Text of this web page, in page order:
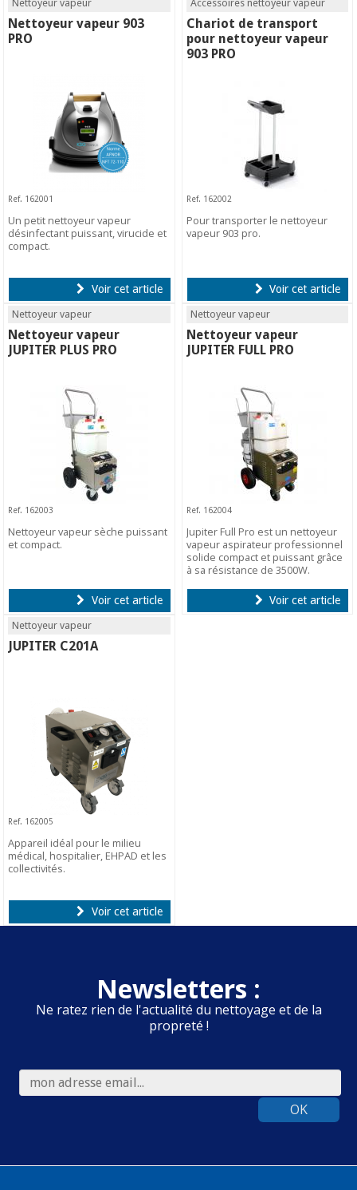
Nettoyeur vapeur
Nettoyeur vapeur 903
PRO
Ref. 162001
Un petit nettoyeur vapeur
désinfectant puissant, virucide et
compact.
Voir cet article
Accessoires nettoyeur vapeur
Chariot de transport
pour nettoyeur vapeur
903 PRO
Ref. 162002
Pour transporter le nettoyeur
vapeur 903 pro.
Voir cet article
Nettoyeur vapeur
Nettoyeur vapeur
JUPITER PLUS PRO
Ref. 162003
Nettoyeur vapeur sèche puissant
et compact.
Voir cet article
Nettoyeur vapeur
Nettoyeur vapeur
JUPITER FULL PRO
Ref. 162004
Jupiter Full Pro est un nettoyeur
vapeur aspirateur professionnel
solide compact et puissant grâce
à sa résistance de 3500W.
Voir cet article
Nettoyeur vapeur
JUPITER C201A
Ref. 162005
Appareil idéal pour le milieu
médical, hospitalier, EHPAD et les
collectivités.
Voir cet article
Newsletters :
Ne ratez rien de l'actualité du nettoyage et de la
propreté !
OK